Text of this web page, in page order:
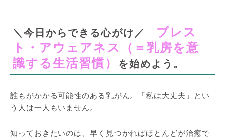
＼今日からできる心がけ／ ブレス
ト・アウェアネス（＝乳房を意
識する生活習慣）
を始めよう。
誰もがかかる可能性のある乳がん。「私は大丈夫」とい
う人は一人もいません。
知っておきたいのは、早く見つかればほとんどが治癒で